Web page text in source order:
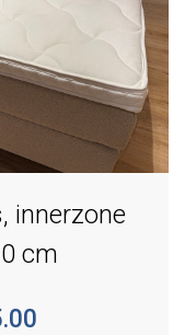
innerzone
cm